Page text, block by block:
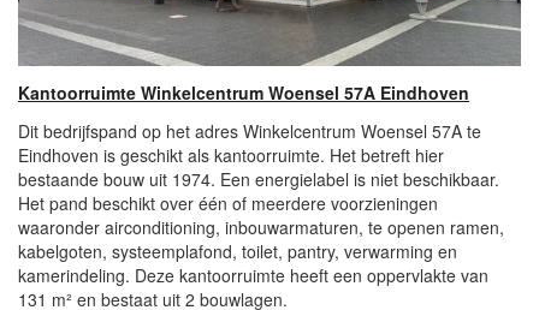
Kantoorruimte Winkelcentrum Woensel 57A Eindhoven
Dit bedrijfspand op het adres Winkelcentrum Woensel 57A te
Eindhoven is geschikt als kantoorruimte. Het betreft hier
bestaande bouw uit 1974. Een energielabel is niet beschikbaar.
Het pand beschikt over één of meerdere voorzieningen
waaronder airconditioning, inbouwarmaturen, te openen ramen,
kabelgoten, systeemplafond, toilet, pantry, verwarming en
kamerindeling. Deze kantoorruimte heeft een oppervlakte van
131 m² en bestaat uit 2 bouwlagen.